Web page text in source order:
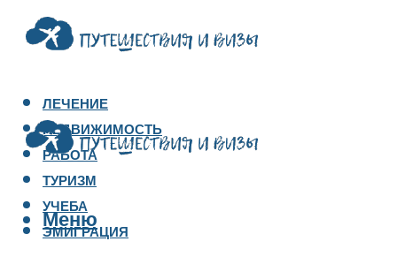
ЛЕЧЕНИЕ
НЕДВИЖИМОСТЬ
РАБОТА
ТУРИЗМ
УЧЕБА
ЭМИГРАЦИЯ
Меню